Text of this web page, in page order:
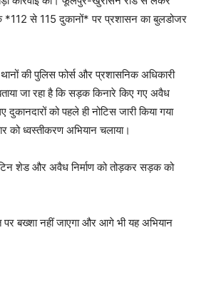
से 115 दुकानों* पर प्रशासन का बुलडोजर
थानों की पुलिस फोर्स और प्रशासनिक अधिकारी
जा रहा है कि सड़क किनारे किए गए अवैध
दुकानदारों को पहले ही नोटिस जारी किया गया
ध्वस्तीकरण अभियान चलाया।
शेड और अवैध निर्माण को तोड़कर सड़क को
पर बख्शा नहीं जाएगा और आगे भी यह अभियान